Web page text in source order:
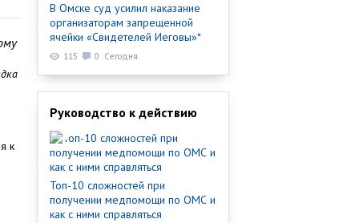
к
В Омске суд усилил наказание
организаторам запрещенной
ячейки «Свидетелей Иеговы»*
115 0 Сегодня
Руководство к действию
Топ-10 сложностей при
получении медпомощи по ОМС и
как с ними справляться